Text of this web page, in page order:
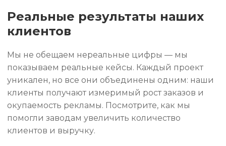
Реальные результаты наших
клиентов
Мы не обещаем нереальные цифры — мы
показываем реальные кейсы. Каждый проект
уникален, но все они объединены одним: наши
клиенты получают измеримый рост заказов и
окупаемость рекламы. Посмотрите, как мы
помогли заводам увеличить количество
клиентов и выручку.